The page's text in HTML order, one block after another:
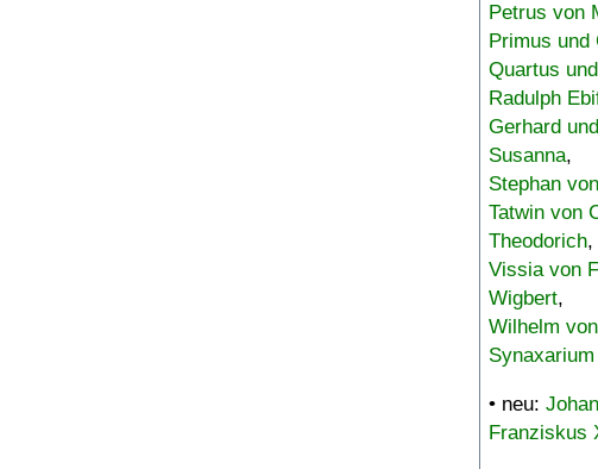
Petrus von
Primus und
Quartus
Radulph
Gerhard
Susanna,
Stephan
Tatwin von
Theodorich,
Vissia von
Wigbert,
Wilhelm
Synaxarium
• neu:
Franziskus